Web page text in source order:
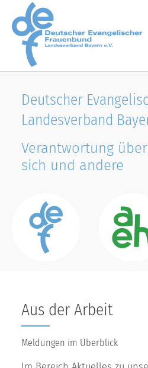
Skip to main content
Deutscher
Landesverband
Verantwortung
sich und andere
Aus der Arbeit
Meldungen im Überblick